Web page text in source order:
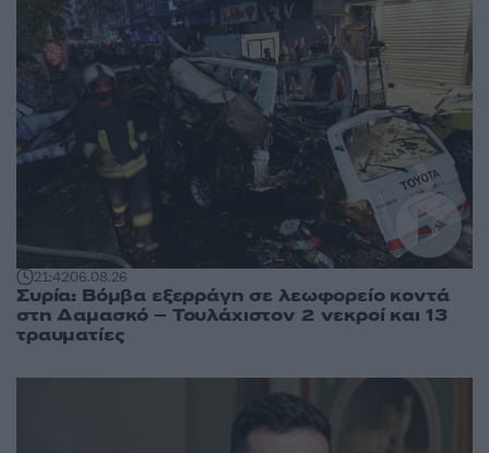
21:4206.08.26
Συρία: Βόμβα εξερράγη σε λεωφορείο κοντά
στη Δαμασκό – Τουλάχιστον 2 νεκροί και 13
τραυματίες